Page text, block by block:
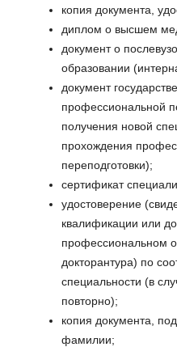
копия документа,
диплом о высшем
документ о
образовании
документ
профессиональной
получения новой
прохождения
переподготовки);
сертификат
удостоверение
квалификации или
профессиональном
докторантура) по
специальности (в
повторно);
копия документа,
фамилии;